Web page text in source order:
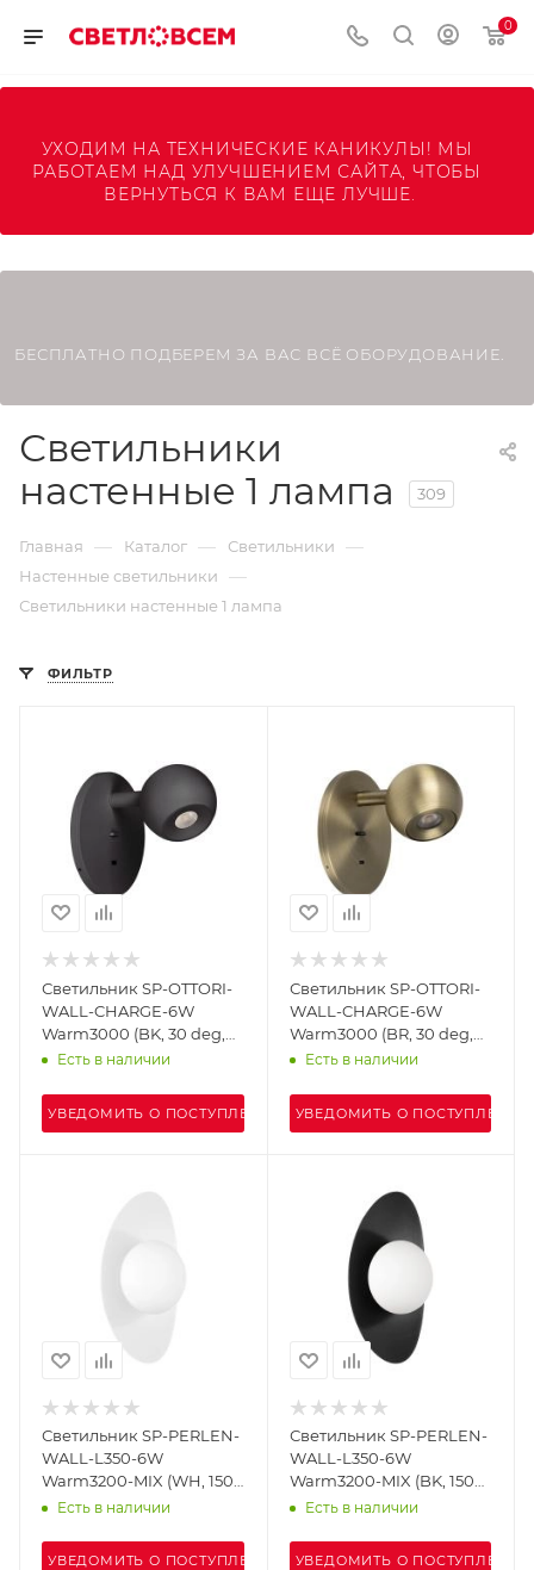
0
УХОДИМ НА ТЕХНИЧЕСКИЕ КАНИКУЛЫ! МЫ
РАБОТАЕМ НАД УЛУЧШЕНИЕМ САЙТА, ЧТОБЫ
ВЕРНУТЬСЯ К ВАМ ЕЩЕ ЛУЧШЕ.
БЕСПЛАТНО ПОДБЕРЕМ ЗА ВАС ВСЁ ОБОРУДОВАНИЕ.
Светильники
настенные 1 лампа
309
Главная — Каталог — Светильники —
Настенные светильники —
Светильники настенные 1 лампа
ФИЛЬТР
Светильник SP-OTTORI-
WALL-CHARGE-6W
Warm3000 (BK, 30 deg,
230V, USB-C) (Arlight,
Есть в наличии
УВЕДОМИТЬ О ПОСТУПЛЕНИИ
Светильник SP-OTTORI-
WALL-CHARGE-6W
Warm3000 (BR, 30 deg,
230V, USB-C) (Arlight,
Есть в наличии
УВЕДОМИТЬ О ПОСТУПЛЕНИИ
Светильник SP-PERLEN-
WALL-L350-6W
Warm3200-MIX (WH, 150
deg, 230V, TOUCH-DIM)
лет)
Есть в наличии
УВЕДОМИТЬ О ПОСТУПЛЕНИИ
Светильник SP-PERLEN-
WALL-L350-6W
Warm3200-MIX (BK, 150
deg, 230V, TOUCH-DIM)
лет)
Есть в наличии
УВЕДОМИТЬ О ПОСТУПЛЕНИИ